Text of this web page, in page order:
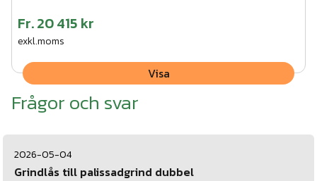
Fr.20 415 kr
exkl.moms
Visa
Frågor och svar
2026-05-04
Grindlås till palissadgrind dubbel